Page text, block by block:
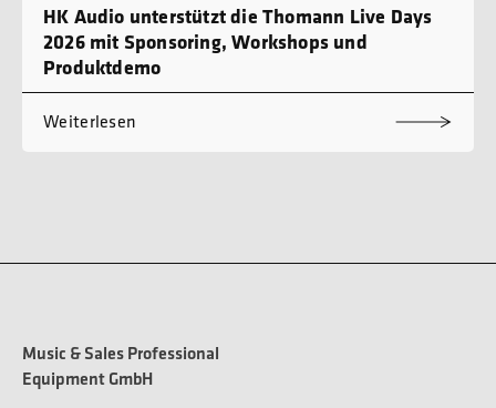
HK Audio unterstützt die Thomann Live Days
2026 mit Sponsoring, Workshops und
Produktdemo
Weiterlesen
Music & Sales Professional
Equipment GmbH